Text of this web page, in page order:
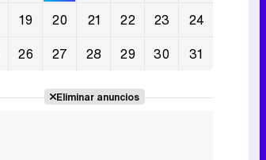
19 20 21 22 23
24
26 27 28 29 30 31
Eliminar anuncios